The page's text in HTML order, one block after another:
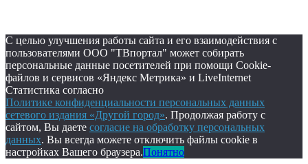
С целью улучшения работы сайта и его взаимодействия с
пользователями ООО "ТВпортал" может собирать
персональные данные посетителей при помощи Cookie-
файлов и сервисов «Яндекс Метрика» и LiveInternet
Статистика согласно
Политике конфиденциальности персональных данных
сетевого издания «Другой город». Продолжая работу с
сайтом, Вы даете согласие на обработку персональных
данных. Вы всегда можете отключить файлы cookie в
настройках Вашего браузера.Понятно